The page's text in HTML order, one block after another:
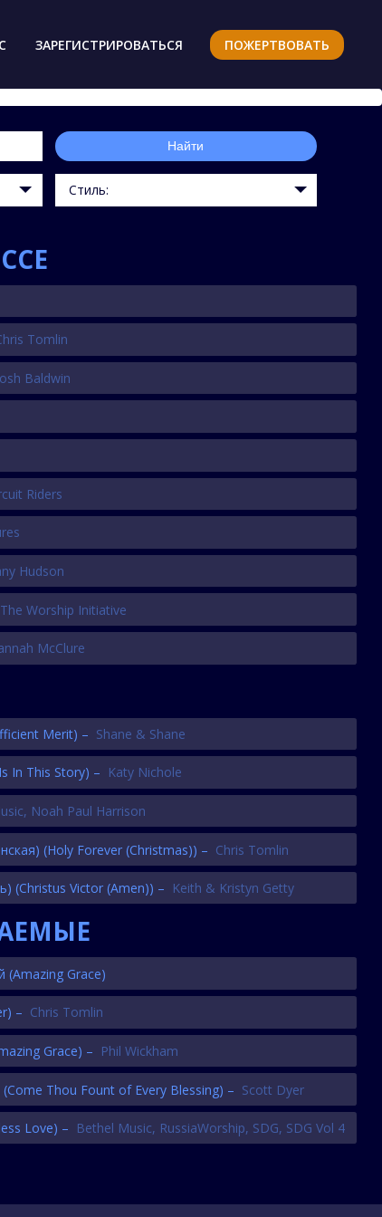
ЗАРЕГИСТРИРОВАТЬСЯ ПОЖЕРТВОВАТЬ
Найти
Стиль:
Tomlin
Baldwin
Riders
Hudson
The Worship Initiative
McClure
Merit) – Shane & Shane
In This Story) – Katy Nichole
, Noah Paul Harrison
(Holy Forever (Christmas)) – Chris Tomlin
(Christus Victor (Amen)) – Keith & Kristyn Getty
(Amazing Grace)
– Chris Tomlin
Grace) – Phil Wickham
(Come Thou Fount of Every Blessing) – Scott Dyer
Love) – Bethel Music, RussiaWorship, SDG, SDG Vol 4